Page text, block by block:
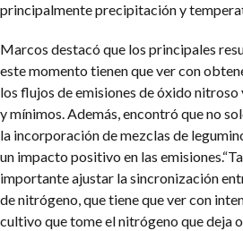
principalmente precipitación y
Marcos destacó que los principales
este momento tienen que ver con
los flujos de emisiones de óxido nitroso
y mínimos. Además, encontró que no
la incorporación de mezclas de
un impacto positivo en las
importante ajustar la sincronización
de nitrógeno, que tiene que ver con
cultivo que tome el nitrógeno que deja